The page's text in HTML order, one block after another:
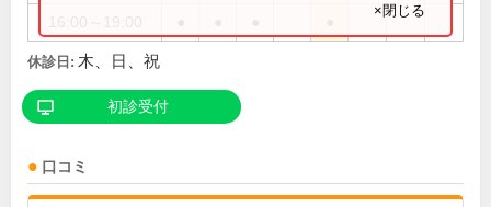
×閉じる
休診日: 木、日、祝
初診受付
口コミ